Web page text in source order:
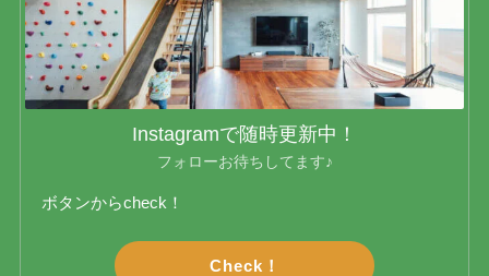
Instagramで随時更新中！
フォローお待ちしてます♪
ボタンからcheck！
Check！